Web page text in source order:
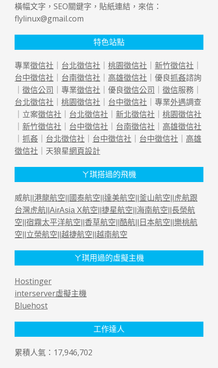
橫幅文字，SEO關鍵字，貼紙連結，來信：
flylinux@gmail.com
特色站點
專業徵信社 台北徵信社 桃園徵信社 新竹徵信社
台中徵信社
台南徵信社 高雄徵信社 ｜優良抓姦諮詢
徵信公司 ｜專業徵信社 ｜優良徵信公司 徵信服務｜
台北徵信社
桃園徵信社 台中徵信社 ｜專業外遇調查
｜立案徵信社 台北徵信社 新北徵信社
桃園徵信社
新竹徵信社 台中徵信社 台南徵信社
高雄徵信社
抓姦 台北徵信社 台中徵信社 台中徵信社
高雄
徵信社 ｜天狼星網頁設計
ㄚ琪搭過的飛機
威航|| 港龍航空 國泰航空 達美航空 釜山航空
虎航跟
台灣虎航 AirAsia X航空 捷星航空 海南航空 長榮航
空 宿霧太平洋航空 香草航空 酷航 日本航空 樂桃航
空 立榮航空 越捷航空 越南航空
ㄚ琪用過的虛擬主機
Hostinger
interserver虛擬主機
Bluehost
工作達人
累積人氣：17,946,702